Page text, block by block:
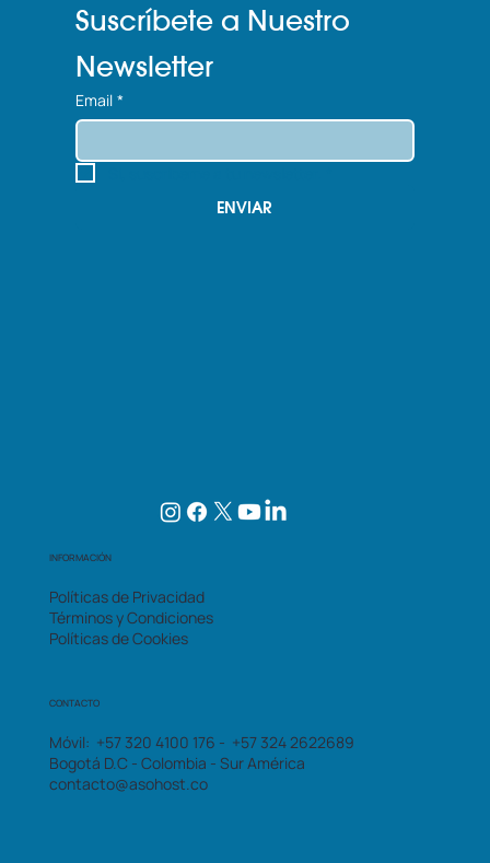
Suscríbete a Nuestro
Newsletter
Email *
ENVIAR
INFORMACIÓN
Políticas de Privacidad
Términos y Condiciones
Políticas de Cookies
CONTACTO
Móvil: +57 320 4100 176 - +57 324 2622689
Bogotá D.C - Colombia - Sur América
contacto@asohost.co